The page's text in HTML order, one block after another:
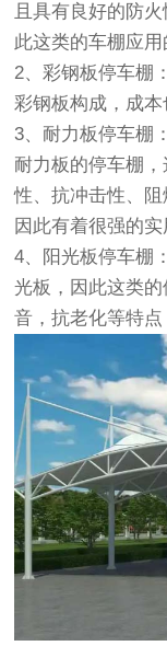
且具有良好的防
此这类的车棚应用
2、彩钢板停车棚
彩钢板构成，成本
3、耐力板停车棚：
耐力板的停车棚
性、抗冲击性、
因此有着很强的
4、阳光板停车棚
光板，因此这类
音，抗老化等特点